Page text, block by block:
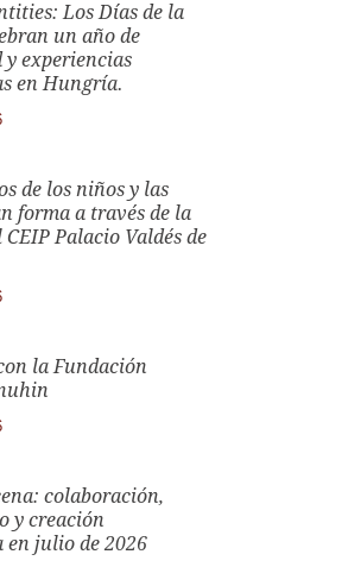
Los Días de la
un año de
experiencias
en Hungría.
de los niños y las
forma a través de la
Palacio Valdés de
la Fundación
colaboración,
y creación
en julio de 2026